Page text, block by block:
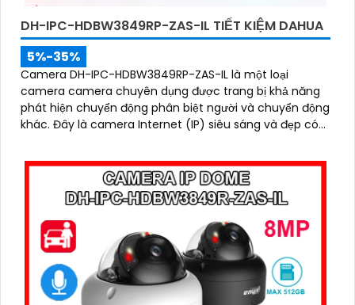
DH-IPC-HDBW3849RP-ZAS-IL TIẾT KIỆM DAHUA
5%-35%
Camera DH-IPC-HDBW3849RP-ZAS-IL là một loại
camera camera chuyên dụng được trang bị khả năng
phát hiện chuyển động phân biệt người và chuyển động
khác. Đây là camera Internet (IP) siêu sáng và đẹp có